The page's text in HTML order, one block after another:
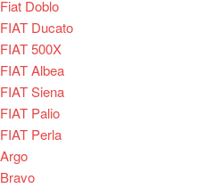
Fiat Doblo
FIAT Ducato
FIAT 500X
FIAT Albea
FIAT Siena
FIAT Palio
FIAT Perla
Argo
Bravo